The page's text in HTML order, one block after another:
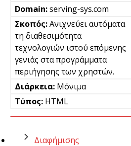
serving-sys.com
Ανιχνεύει αυτόματα
τη διαθεσιμότητα
τεχνολογιών ιστού επόμενης
γενιάς στα προγράμματα
περιήγησης των χρηστών.
Μόνιμα
HTML
Διαφήμισης